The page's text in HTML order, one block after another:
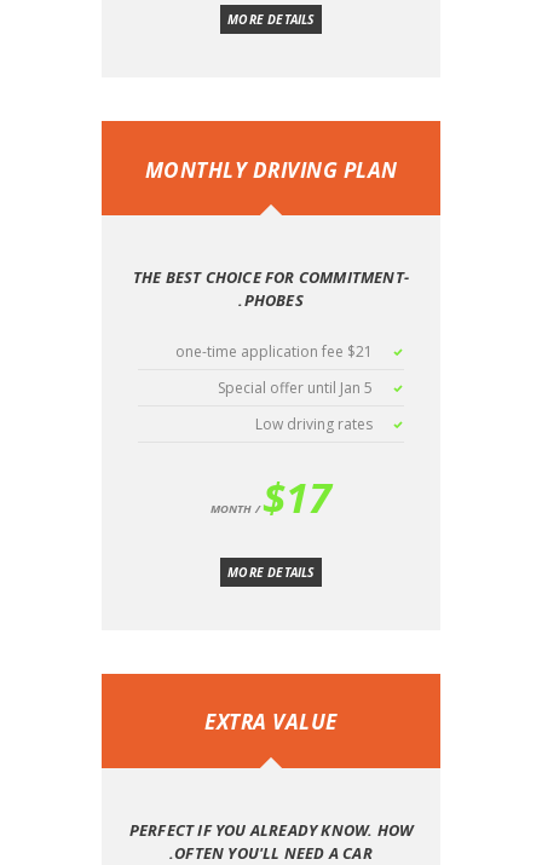
MORE DETAILS
MONTHLY DRIVING PLAN
THE BEST CHOICE FOR COMMITMENT-
PHOBES.
$21 one-time application fee
Special offer until Jan 5
Low driving rates
$17
MONTH
MORE DETAILS
EXTRA VALUE
PERFECT IF YOU ALREADY KNOW. HOW
OFTEN YOU'LL NEED A CAR.